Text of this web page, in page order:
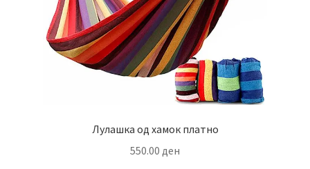
Лулашка од хамок платно
550.00 ден